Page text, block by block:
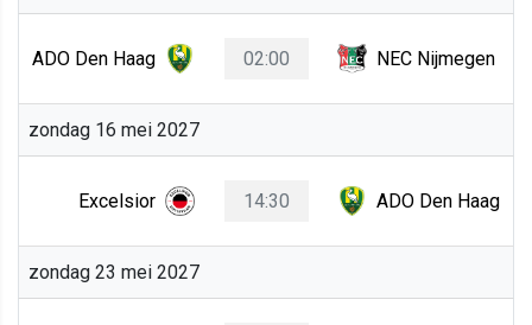
ADO Den Haag 02:00 NEC Nijmegen
zondag 16 mei 2027
Excelsior 14:30 ADO Den Haag
zondag 23 mei 2027